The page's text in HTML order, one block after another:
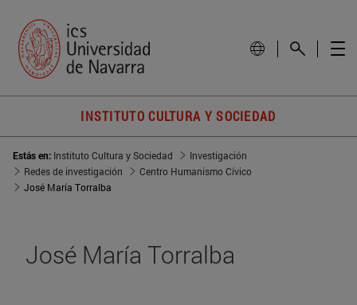
INSTITUTO CULTURA Y SOCIEDAD
Estás en: Instituto Cultura y Sociedad
Investigación
Redes de investigación
Centro Humanismo Cívico
José María Torralba
José María Torralba